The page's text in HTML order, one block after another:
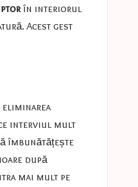
în interiorul
Acest gest
eliminarea
interviul mult
îmbunătățește
după
mai mult pe